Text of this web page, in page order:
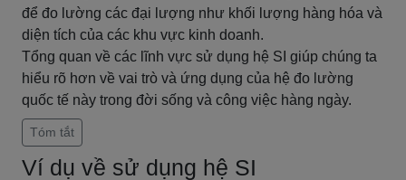
để đo lường các đại lượng như khối lượng hàng hóa và
diện tích của các khu vực kinh doanh.
Tổng quan về các lĩnh vực sử dụng hệ SI giúp chúng ta
hiểu rõ hơn về vai trò và ứng dụng của hệ đo lường
quốc tế này trong đời sống và công việc hàng ngày.
Tóm tắt
Ví dụ về sử dụng hệ SI